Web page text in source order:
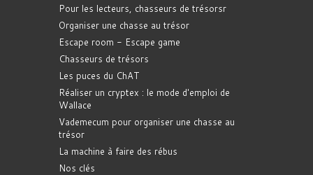
Pour les lecteurs, chasseurs de trésorsr
Organiser une chasse au trésor
Escape room - Escape game
Chasseurs de trésors
Les puces du ChAT
Réaliser un cryptex : le mode d'emploi de
Wallace
Vademecum pour organiser une chasse au
trésor
La machine à faire des rébus
Nos clés